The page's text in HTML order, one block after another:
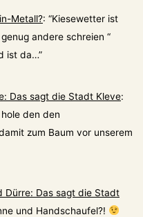
Metall?: “Kiesewetter ist
andere schreien “
ist da…”
Das sagt die Stadt Kleve:
den den
zum Baum vor unserem
Dürre: Das sagt die Stadt
und Handschaufel?!